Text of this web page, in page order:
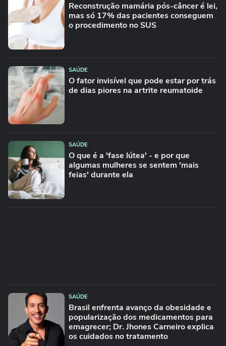
Reconstrução mamária pós-câncer é lei,
mas só 17% das pacientes conseguem
o procedimento no SUS
SAÚDE
O fator invisível que pode estar por trás
de dias piores na artrite reumatoide
SAÚDE
O que é a 'fase lútea' - e por que
algumas mulheres se sentem 'mais
feias' durante ela
SAÚDE
Brasil enfrenta avanço da obesidade e
popularização dos medicamentos para
emagrecer; Dr. Jhones Carneiro explica
os cuidados no tratamento